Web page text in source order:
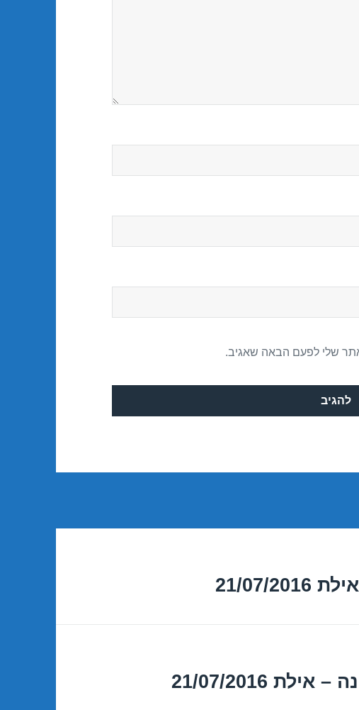
שלי לפעם הבאה שאגיב.
2016
21/07/2016